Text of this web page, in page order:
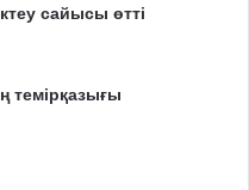
сайысы өтті
темірқазығы